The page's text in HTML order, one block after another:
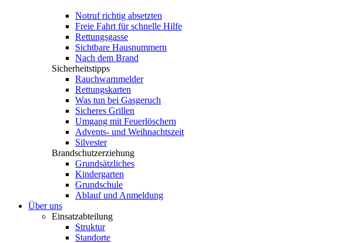
Notruf richtig absetzten
Freie Fahrt für schnelle Hilfe
Rettungsgasse
Sichtbare Hausnummern
Nach dem Brand
Sicherheitstipps
Rauchwarnmelder
Rettungskarten
Was tun bei Gasgeruch
Sicheres Grillen
Umgang mit Feuerlöschern
Advents- und Weihnachtszeit
Silvester
Brandschutzerziehung
Grundsätzliches
Kindergarten
Grundschule
Ablauf und Anmeldung
Über uns
Einsatzabteilung
Struktur
Standorte